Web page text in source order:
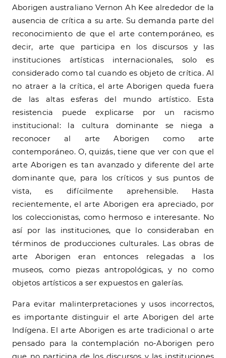
Aborigen australiano Vernon Ah Kee alrededor de la
ausencia de crítica a su arte. Su demanda parte del
reconocimiento de que el arte contemporáneo, es
decir, arte que participa en los discursos y las
instituciones artísticas internacionales, solo es
considerado como tal cuando es objeto de crítica. Al
no atraer a la crítica, el arte Aborigen queda fuera
de las altas esferas del mundo artístico. Esta
resistencia puede explicarse por un racismo
institucional: la cultura dominante se niega a
reconocer al arte Aborigen como arte
contemporáneo. O, quizás, tiene que ver con que el
arte Aborigen es tan avanzado y diferente del arte
dominante que, para los críticos y sus puntos de
vista, es difícilmente aprehensible. Hasta
recientemente, el arte Aborigen era apreciado, por
los coleccionistas, como hermoso e interesante. No
así por las instituciones, que lo consideraban en
términos de producciones culturales. Las obras de
arte Aborigen eran entonces relegadas a los
museos, como piezas antropológicas, y no como
objetos artísticos a ser expuestos en galerías.
Para evitar malinterpretaciones y usos incorrectos,
es importante distinguir el arte Aborigen del arte
Indígena. El arte Aborigen es arte tradicional o arte
pensado para la contemplación no-Aborigen pero